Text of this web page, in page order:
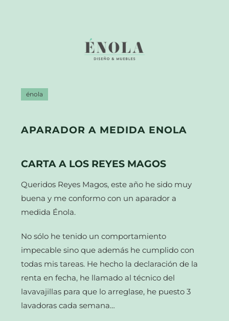
énola
APARADOR A MEDIDA ENOLA
CARTA A LOS REYES MAGOS
Queridos Reyes Magos, este año he sido muy
buena y me conformo con un aparador a
medida Énola.
No sólo he tenido un comportamiento
impecable sino que además he cumplido con
todas mis tareas. He hecho la declaración de la
renta en fecha, he llamado al técnico del
lavavajillas para que lo arreglase, he puesto 3
lavadoras cada semana…